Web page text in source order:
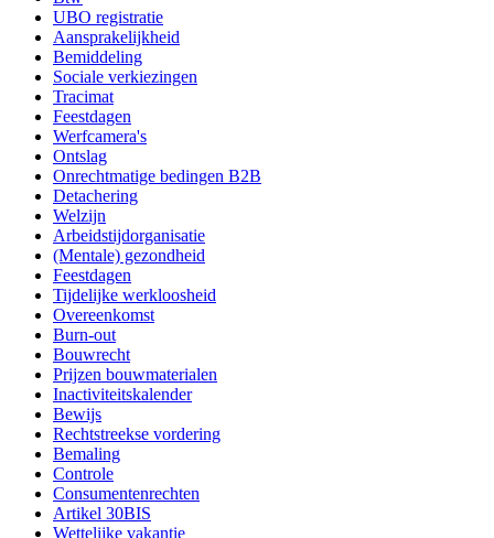
UBO registratie
Aansprakelijkheid
Bemiddeling
Sociale verkiezingen
Tracimat
Feestdagen
Werfcamera's
Ontslag
Onrechtmatige bedingen B2B
Detachering
Welzijn
Arbeidstijdorganisatie
(Mentale) gezondheid
Feestdagen
Tijdelijke werkloosheid
Overeenkomst
Burn-out
Bouwrecht
Prijzen bouwmaterialen
Inactiviteitskalender
Bewijs
Rechtstreekse vordering
Bemaling
Controle
Consumentenrechten
Artikel 30BIS
Wettelijke vakantie